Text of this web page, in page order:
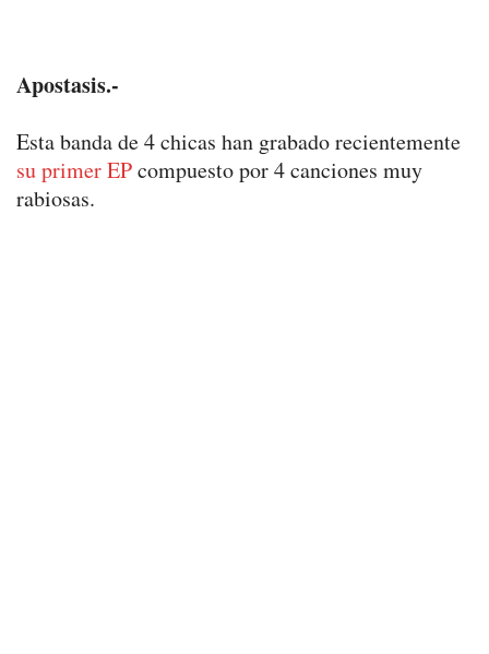
Apostasis.-
Esta banda de 4 chicas han grabado recientemente
su primer EPcompuesto por 4 canciones muy
rabiosas.